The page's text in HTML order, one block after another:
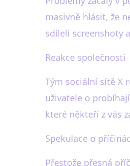
masivně hlásit, že
sdíleli screenshoty
Reakce společnosti
Tým sociální sítě X
uživatele o
které někteří z vás
Spekulace o
Přestože přesná